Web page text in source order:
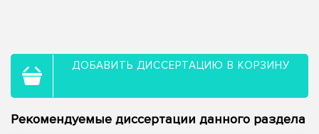
ДОБАВИТЬ ДИССЕРТАЦИЮ В КОРЗИНУ
Рекомендуемые диссертации данного раздела